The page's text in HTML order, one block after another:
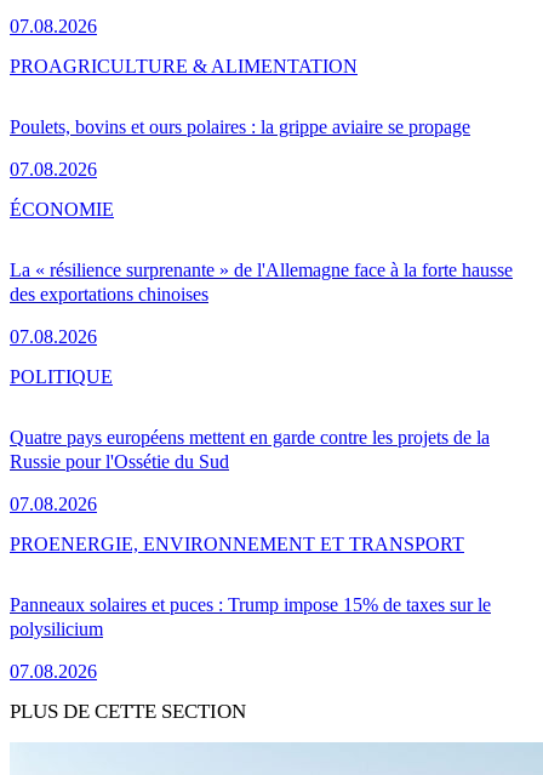
07.08.2026
Poulets, bovins et ours polaires : la grippe aviaire se propage
07.08.2026
PROAGRICULTURE & ALIMENTATION
La « résilience surprenante » de l'Allemagne face à la forte hausse
des exportations chinoises
07.08.2026
ÉCONOMIE
Quatre pays européens mettent en garde contre les projets de la
Russie pour l'Ossétie du Sud
07.08.2026
POLITIQUE
Panneaux solaires et puces : Trump impose 15% de taxes sur le
polysilicium
07.08.2026
PROENERGIE, ENVIRONNEMENT ET TRANSPORT
PLUS DE CETTE SECTION